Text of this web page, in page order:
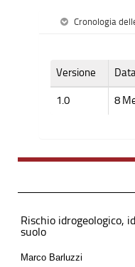
Cronologia
Versione Data
1.0 8
Rischio idrogeologico,
suolo
Marco Barluzzi